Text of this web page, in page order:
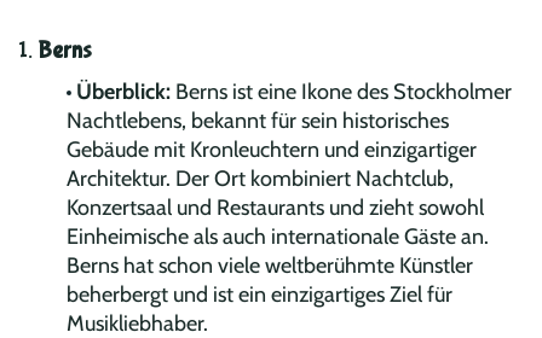
1. Berns
Überblick: Berns ist eine Ikone des Stockholmer
Nachtlebens, bekannt für sein historisches
Gebäude mit Kronleuchtern und einzigartiger
Architektur. Der Ort kombiniert Nachtclub,
Konzertsaal und Restaurants und zieht sowohl
Einheimische als auch internationale Gäste an.
Berns hat schon viele weltberühmte Künstler
beherbergt und ist ein einzigartiges Ziel für
Musikliebhaber.